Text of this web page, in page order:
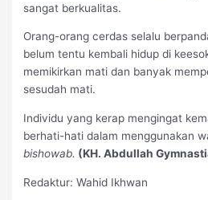
sangat berkualitas.
Orang-orang cerdas selalu
belum tentu kembali hidup di
memikirkan mati dan banyak
sesudah mati.
Individu yang kerap mengingat
berhati-hati dalam menggunakan
bishowab. (KH. Abdullah
Redaktur: Wahid Ikhwan